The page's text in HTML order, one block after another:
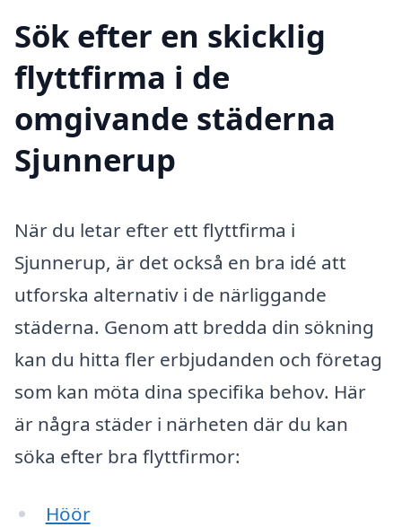
Sök efter en skicklig
flyttfirma i de
omgivande städerna
Sjunnerup
När du letar efter ett flyttfirma i
Sjunnerup, är det också en bra idé att
utforska alternativ i de närliggande
städerna. Genom att bredda din sökning
kan du hitta fler erbjudanden och företag
som kan möta dina specifika behov. Här
är några städer i närheten där du kan
söka efter bra flyttfirmor:
Höör